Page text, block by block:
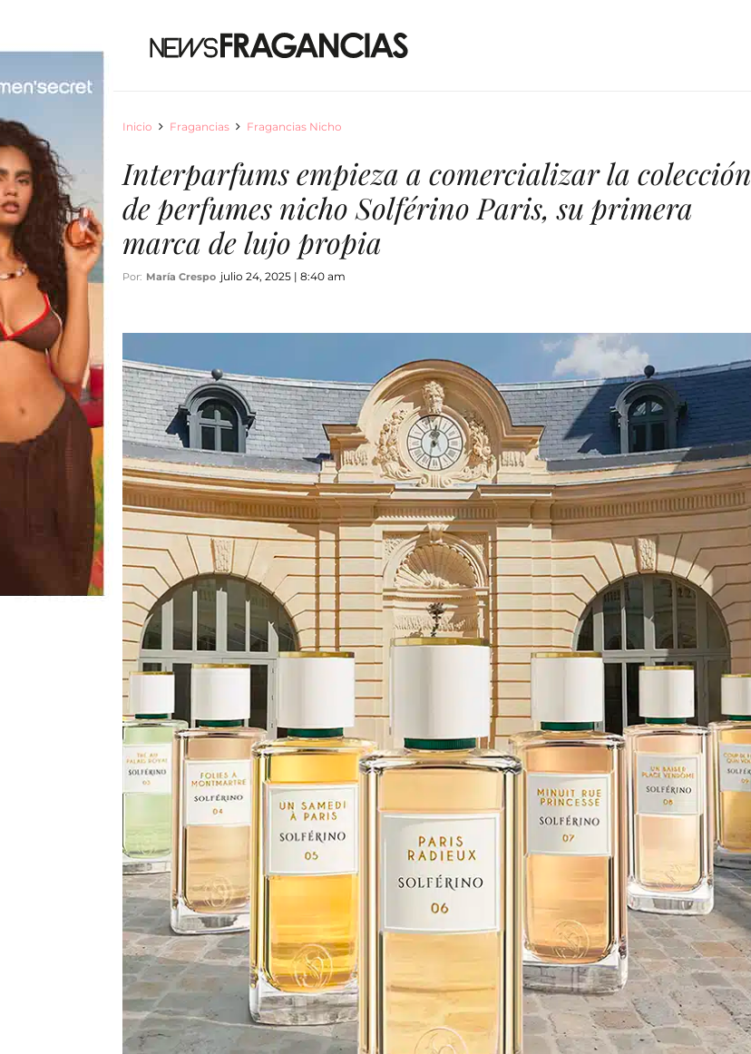
Inicio Fragancias Fragancias Nicho
Interparfums empieza a comercializar la colección
de perfumes nicho Solférino Paris, su primera
marca de lujo propia
Por: María Crespo julio 24, 2025 | 8:40 am